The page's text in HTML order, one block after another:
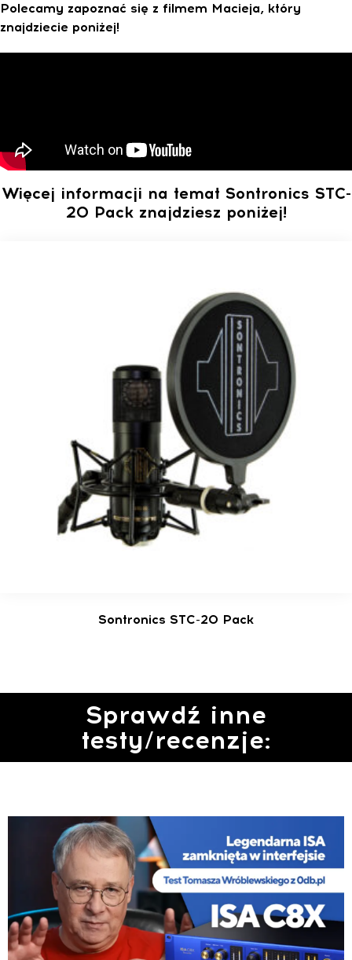
Polecamy zapoznać się z filmem Macieja, który
znajdziecie poniżej!
Więcej informacji na temat Sontronics STC-
20 Pack znajdziesz poniżej!
Sontronics STC-20 Pack
Sprawdź inne
testy/recenzje: